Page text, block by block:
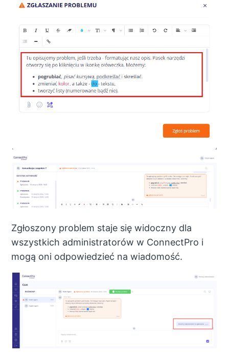
Zgłoszony problem staje się widoczny dla
wszystkich administratorów w ConnectPro i
mogą oni odpowiedzieć na wiadomość.